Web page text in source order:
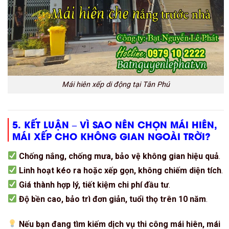
Mái hiên xếp di động tại Tân Phú
5. KẾT LUẬN – VÌ SAO NÊN CHỌN MÁI HIÊN,
MÁI XẾP CHO KHÔNG GIAN NGOÀI TRỜI?
Chống nắng, chống mưa, bảo vệ không gian hiệu quả.
Linh hoạt kéo ra hoặc xếp gọn, không chiếm diện tích.
Giá thành hợp lý, tiết kiệm chi phí đầu tư.
Độ bền cao, bảo trì đơn giản, tuổi thọ trên 10 năm.
Nếu bạn đang tìm kiếm dịch vụ thi công mái hiên, mái